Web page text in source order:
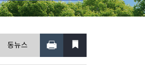
동뉴스